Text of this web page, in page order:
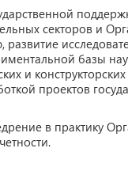
секторов и
базы
и
проектов
в практику